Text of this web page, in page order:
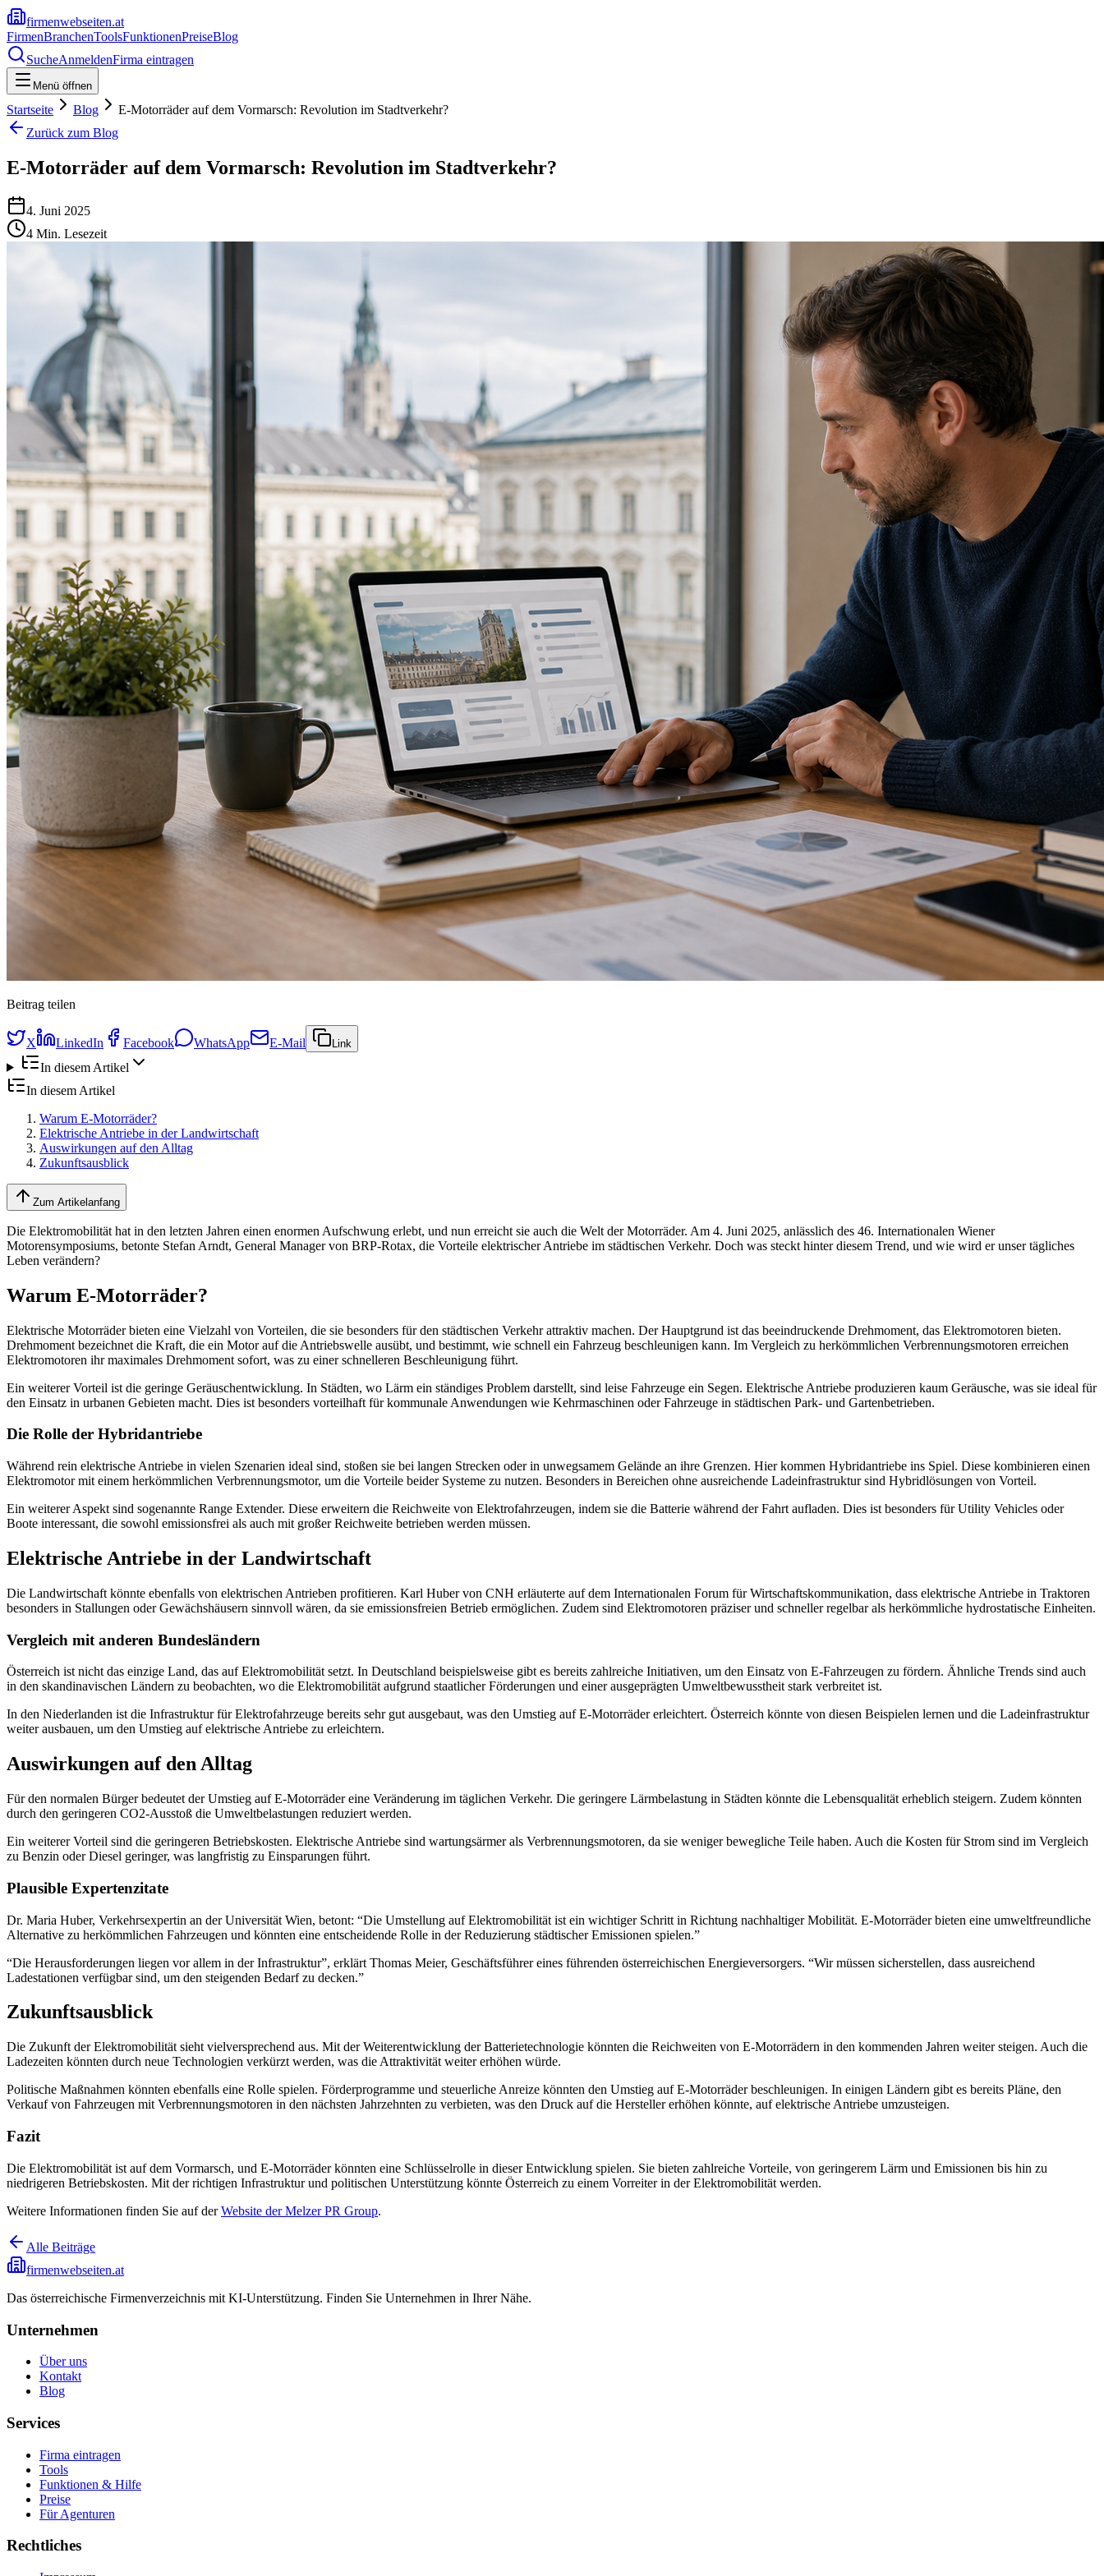
firmenwebseiten.at
FirmenBranchenToolsFunktionenPreiseBlog
SucheAnmeldenFirma eintragen
Menü öffnen
Startseite Blog
E-Motorräder auf dem Vormarsch: Revolution im Stadtverkehr?
Zurück zum Blog
E-Motorräder auf dem Vormarsch: Revolution im Stadtverkehr?
4. Juni 2025
4 Min. Lesezeit
Beitrag teilen
X LinkedIn Facebook WhatsApp E-Mail Link
In diesem Artikel
In diesem Artikel
Warum E-Motorräder?
Elektrische Antriebe in der Landwirtschaft
Auswirkungen auf den Alltag
Zukunftsausblick
Zum Artikelanfang
Die Elektromobilität hat in den letzten Jahren einen enormen Aufschwung erlebt, und nun erreicht sie auch die Welt der Motorräder. Am 4. Juni 2025, anlässlich des 46. Internationalen Wiener
Motorensymposiums, betonte Stefan Arndt, General Manager von BRP-Rotax, die Vorteile elektrischer Antriebe im städtischen Verkehr. Doch was steckt hinter diesem Trend, und wie wird er unser tägliches
Leben verändern?
Warum E-Motorräder?
Elektrische Motorräder bieten eine Vielzahl von Vorteilen, die sie besonders für den städtischen Verkehr attraktiv machen. Der Hauptgrund ist das beeindruckende Drehmoment, das Elektromotoren bieten.
Drehmoment bezeichnet die Kraft, die ein Motor auf die Antriebswelle ausübt, und bestimmt, wie schnell ein Fahrzeug beschleunigen kann. Im Vergleich zu herkömmlichen Verbrennungsmotoren erreichen
Elektromotoren ihr maximales Drehmoment sofort, was zu einer schnelleren Beschleunigung führt.
Ein weiterer Vorteil ist die geringe Geräuschentwicklung. In Städten, wo Lärm ein ständiges Problem darstellt, sind leise Fahrzeuge ein Segen. Elektrische Antriebe produzieren kaum Geräusche, was sie ideal für
den Einsatz in urbanen Gebieten macht. Dies ist besonders vorteilhaft für kommunale Anwendungen wie Kehrmaschinen oder Fahrzeuge in städtischen Park- und Gartenbetrieben.
Die Rolle der Hybridantriebe
Während rein elektrische Antriebe in vielen Szenarien ideal sind, stoßen sie bei langen Strecken oder in unwegsamem Gelände an ihre Grenzen. Hier kommen Hybridantriebe ins Spiel. Diese kombinieren einen
Elektromotor mit einem herkömmlichen Verbrennungsmotor, um die Vorteile beider Systeme zu nutzen. Besonders in Bereichen ohne ausreichende Ladeinfrastruktur sind Hybridlösungen von Vorteil.
Ein weiterer Aspekt sind sogenannte Range Extender. Diese erweitern die Reichweite von Elektrofahrzeugen, indem sie die Batterie während der Fahrt aufladen. Dies ist besonders für Utility Vehicles oder
Boote interessant, die sowohl emissionsfrei als auch mit großer Reichweite betrieben werden müssen.
Elektrische Antriebe in der Landwirtschaft
Die Landwirtschaft könnte ebenfalls von elektrischen Antrieben profitieren. Karl Huber von CNH erläuterte auf dem Internationalen Forum für Wirtschaftskommunikation, dass elektrische Antriebe in Traktoren
besonders in Stallungen oder Gewächshäusern sinnvoll wären, da sie emissionsfreien Betrieb ermöglichen. Zudem sind Elektromotoren präziser und schneller regelbar als herkömmliche hydrostatische Einheiten.
Vergleich mit anderen Bundesländern
Österreich ist nicht das einzige Land, das auf Elektromobilität setzt. In Deutschland beispielsweise gibt es bereits zahlreiche Initiativen, um den Einsatz von E-Fahrzeugen zu fördern. Ähnliche Trends sind auch
in den skandinavischen Ländern zu beobachten, wo die Elektromobilität aufgrund staatlicher Förderungen und einer ausgeprägten Umweltbewusstheit stark verbreitet ist.
In den Niederlanden ist die Infrastruktur für Elektrofahrzeuge bereits sehr gut ausgebaut, was den Umstieg auf E-Motorräder erleichtert. Österreich könnte von diesen Beispielen lernen und die Ladeinfrastruktur
weiter ausbauen, um den Umstieg auf elektrische Antriebe zu erleichtern.
Auswirkungen auf den Alltag
Für den normalen Bürger bedeutet der Umstieg auf E-Motorräder eine Veränderung im täglichen Verkehr. Die geringere Lärmbelastung in Städten könnte die Lebensqualität erheblich steigern. Zudem könnten
durch den geringeren CO2-Ausstoß die Umweltbelastungen reduziert werden.
Ein weiterer Vorteil sind die geringeren Betriebskosten. Elektrische Antriebe sind wartungsärmer als Verbrennungsmotoren, da sie weniger bewegliche Teile haben. Auch die Kosten für Strom sind im Vergleich
zu Benzin oder Diesel geringer, was langfristig zu Einsparungen führt.
Plausible Expertenzitate
Dr. Maria Huber, Verkehrsexpertin an der Universität Wien, betont: “Die Umstellung auf Elektromobilität ist ein wichtiger Schritt in Richtung nachhaltiger Mobilität. E-Motorräder bieten eine umweltfreundliche
Alternative zu herkömmlichen Fahrzeugen und könnten eine entscheidende Rolle in der Reduzierung städtischer Emissionen spielen.”
“Die Herausforderungen liegen vor allem in der Infrastruktur”, erklärt Thomas Meier, Geschäftsführer eines führenden österreichischen Energieversorgers. “Wir müssen sicherstellen, dass ausreichend
Ladestationen verfügbar sind, um den steigenden Bedarf zu decken.”
Zukunftsausblick
Die Zukunft der Elektromobilität sieht vielversprechend aus. Mit der Weiterentwicklung der Batterietechnologie könnten die Reichweiten von E-Motorrädern in den kommenden Jahren weiter steigen. Auch die
Ladezeiten könnten durch neue Technologien verkürzt werden, was die Attraktivität weiter erhöhen würde.
Politische Maßnahmen könnten ebenfalls eine Rolle spielen. Förderprogramme und steuerliche Anreize könnten den Umstieg auf E-Motorräder beschleunigen. In einigen Ländern gibt es bereits Pläne, den
Verkauf von Fahrzeugen mit Verbrennungsmotoren in den nächsten Jahrzehnten zu verbieten, was den Druck auf die Hersteller erhöhen könnte, auf elektrische Antriebe umzusteigen.
Fazit
Die Elektromobilität ist auf dem Vormarsch, und E-Motorräder könnten eine Schlüsselrolle in dieser Entwicklung spielen. Sie bieten zahlreiche Vorteile, von geringerem Lärm und Emissionen bis hin zu
niedrigeren Betriebskosten. Mit der richtigen Infrastruktur und politischen Unterstützung könnte Österreich zu einem Vorreiter in der Elektromobilität werden.
Weitere Informationen finden Sie auf derWebsite der Melzer PR Group.
Alle Beiträge
firmenwebseiten.at
Das österreichische Firmenverzeichnis mit KI-Unterstützung. Finden Sie Unternehmen in Ihrer Nähe.
Unternehmen
Über uns
Kontakt
Blog
Services
Firma eintragen
Tools
Funktionen & Hilfe
Preise
Für Agenturen
Rechtliches